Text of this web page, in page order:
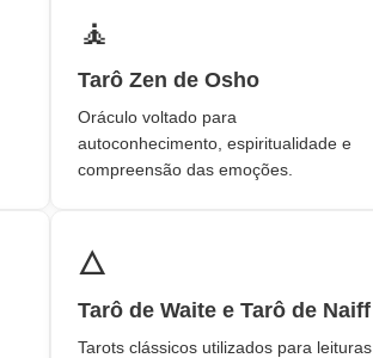
🧘
Tarô Zen de Osho
Oráculo voltado para
autoconhecimento, espiritualidade e
compreensão das emoções.
🜂
Tarô de Waite e Tarô de Naiff
Tarots clássicos utilizados para leituras